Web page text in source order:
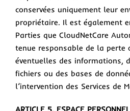
conservées uniquement leur
propriétaire. Il est également
Parties que CloudNetCare
tenue responsable de la perte
éventuelles des informations,
fichiers ou des bases de
l’intervention des Services de